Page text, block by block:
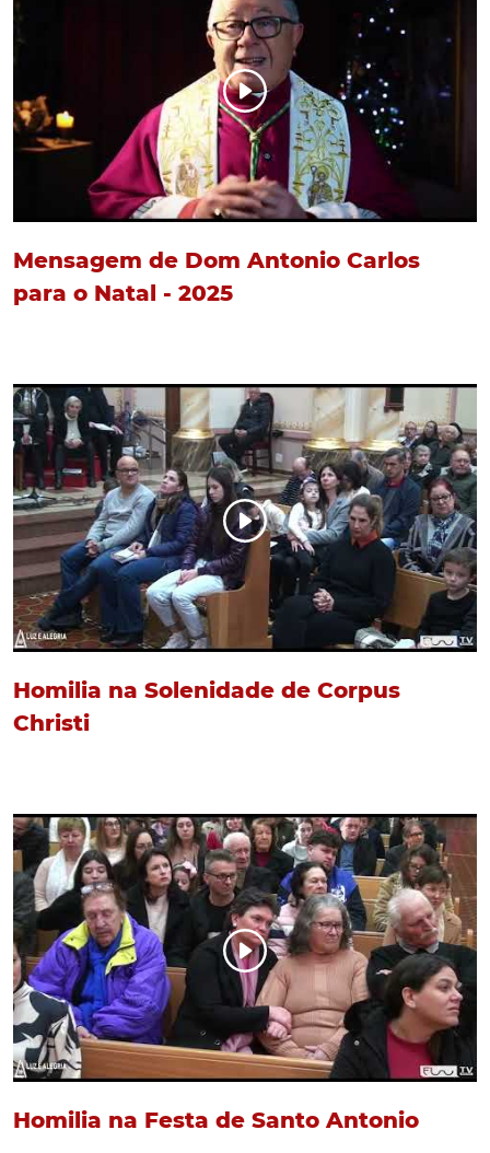
Mensagem de Dom Antonio Carlos
para o Natal - 2025
Homilia na Solenidade de Corpus
Christi
Homilia na Festa de Santo Antonio